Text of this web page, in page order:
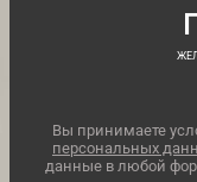
Вы принимаете
персональных
данные в любой